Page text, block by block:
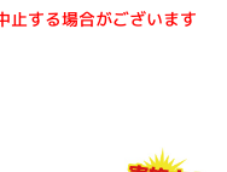
する場合がございます